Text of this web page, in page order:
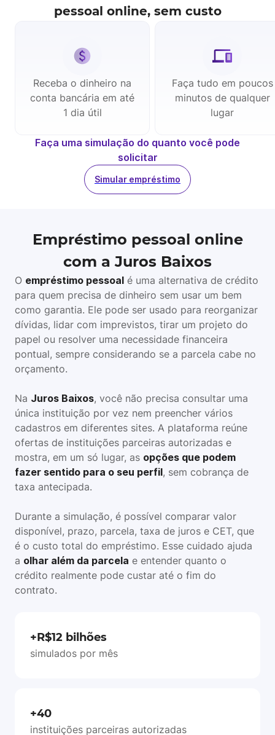
pessoal online, sem custo
Receba o dinheiro na
conta bancária em até
1 dia útil
Faça tudo em poucos
minutos de qualquer
lugar
Faça uma simulação do quanto você pode
solicitar
Simular empréstimo
Empréstimo pessoal online
com a Juros Baixos
O empréstimo pessoal é uma alternativa de crédito
para quem precisa de dinheiro sem usar um bem
como garantia. Ele pode ser usado para reorganizar
dívidas, lidar com imprevistos, tirar um projeto do
papel ou resolver uma necessidade financeira
pontual, sempre considerando se a parcela cabe no
orçamento.
Na Juros Baixos, você não precisa consultar uma
única instituição por vez nem preencher vários
cadastros em diferentes sites. A plataforma reúne
ofertas de instituições parceiras autorizadas e
mostra, em um só lugar, as opções que podem
fazer sentido para o seu perfil, sem cobrança de
taxa antecipada.
Durante a simulação, é possível comparar valor
disponível, prazo, parcela, taxa de juros e CET, que
é o custo total do empréstimo. Esse cuidado ajuda
a olhar além da parcela e entender quanto o
crédito realmente pode custar até o fim do
contrato.
+R$12 bilhões
simulados por mês
+40
instituições parceiras autorizadas